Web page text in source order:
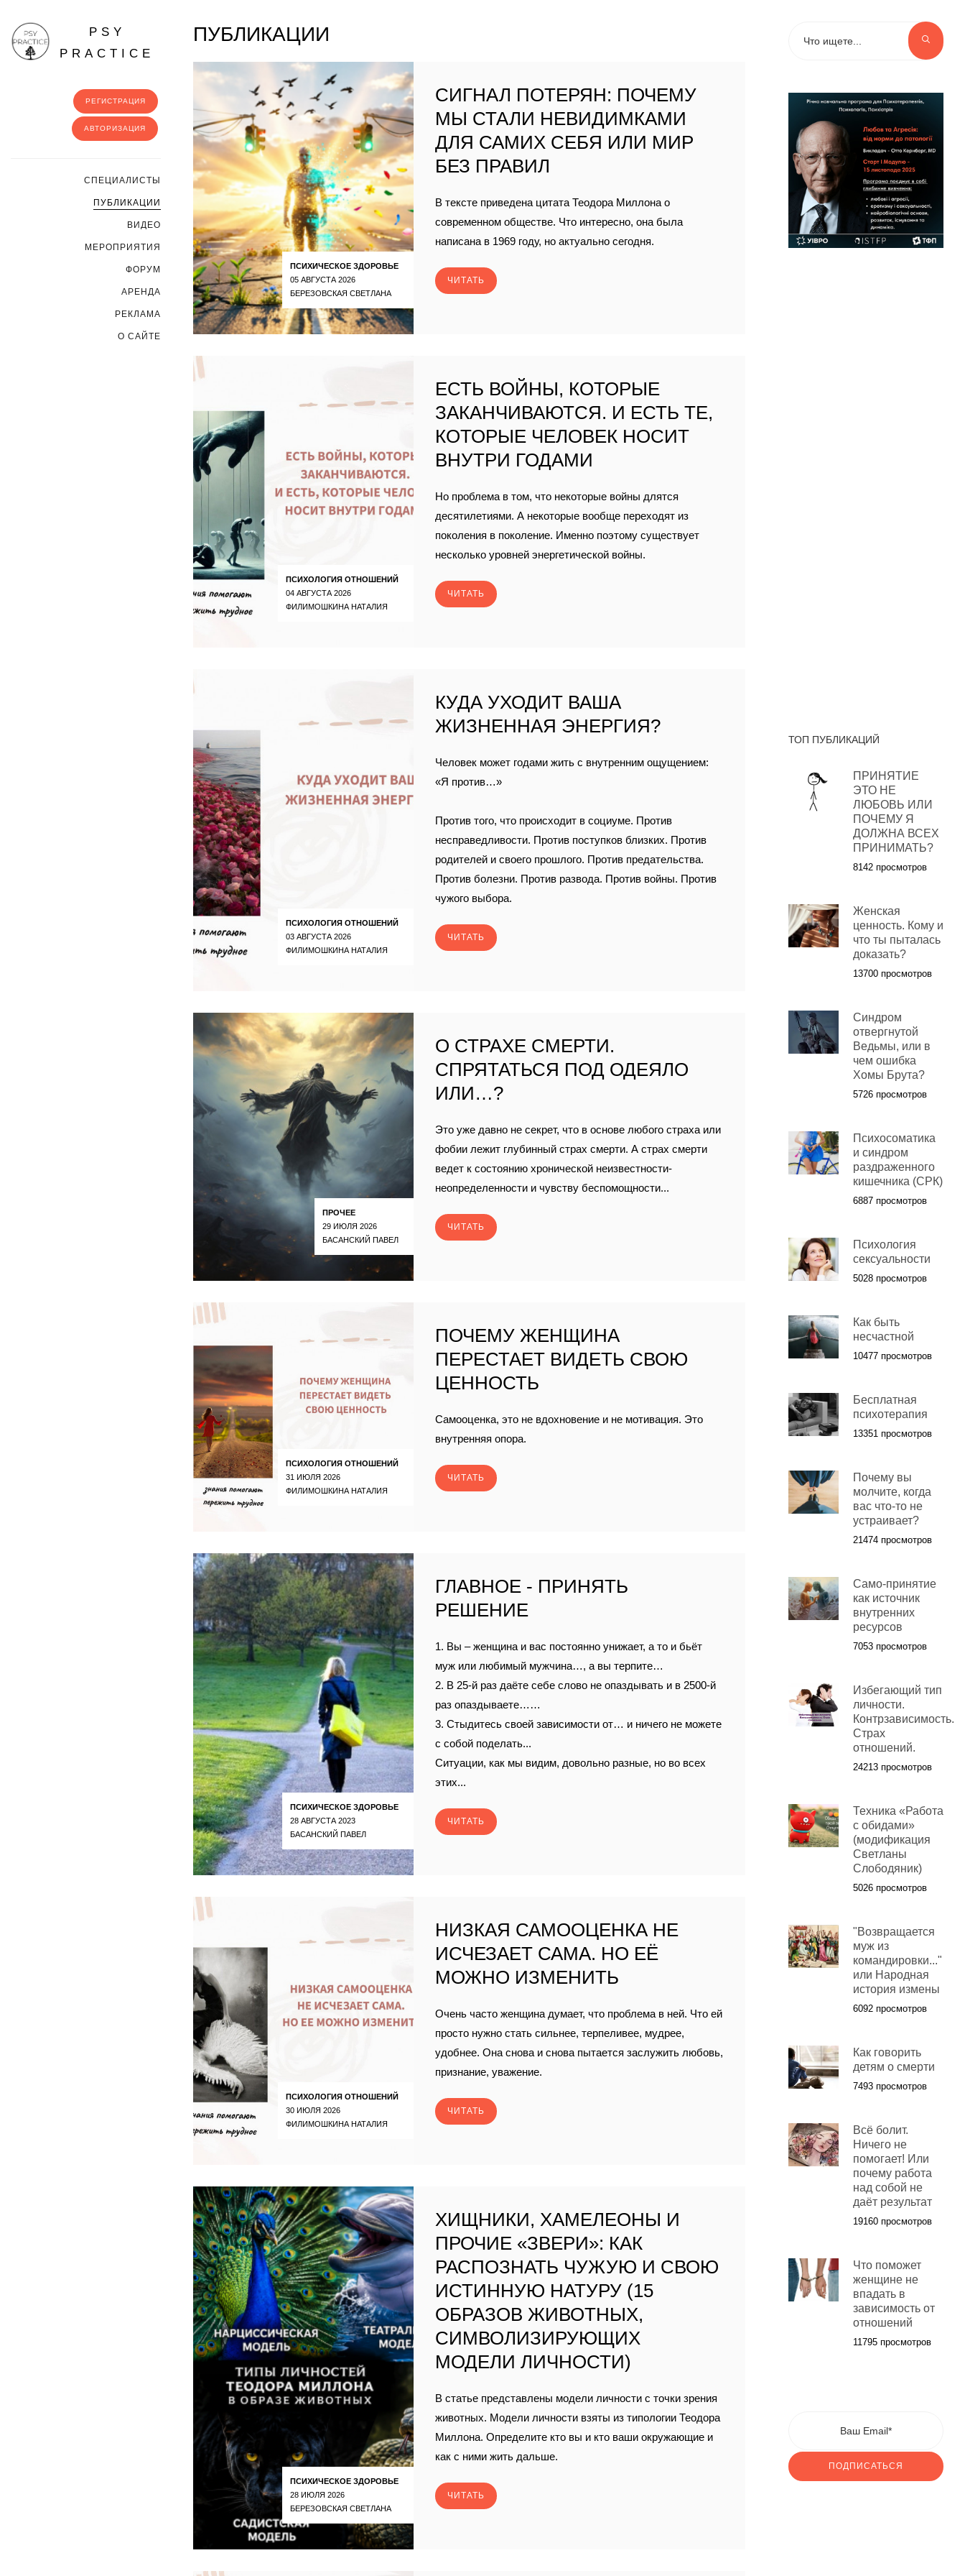
PSY
PRACTICE
РЕГИСТРАЦИЯ
АВТОРИЗАЦИЯ
CПЕЦИАЛИСТЫ
ПУБЛИКАЦИИ
ВИДЕО
МЕРОПРИЯТИЯ
ФОРУМ
АРЕНДА
РЕКЛАМА
О САЙТЕ
ПУБЛИКАЦИИ
ПСИХИЧЕСКОЕ ЗДОРОВЬЕ
05 АВГУСТА 2026
БЕРЕЗОВСКАЯ СВЕТЛАНА
СИГНАЛ ПОТЕРЯН: ПОЧЕМУ
МЫ СТАЛИ НЕВИДИМКАМИ
ДЛЯ САМИХ СЕБЯ ИЛИ МИР
БЕЗ ПРАВИЛ
В тексте приведена цитата Теодора Миллона о
современном обществе. Что интересно, она была
написана в 1969 году, но актуально сегодня.
ЧИТАТЬ
ПСИХОЛОГИЯ ОТНОШЕНИЙ
04 АВГУСТА 2026
ФИЛИМОШКИНА НАТАЛИЯ
ЕСТЬ ВОЙНЫ, КОТОРЫЕ
ЗАКАНЧИВАЮТСЯ. И ЕСТЬ ТЕ,
КОТОРЫЕ ЧЕЛОВЕК НОСИТ
ВНУТРИ ГОДАМИ
Но проблема в том, что некоторые войны длятся
десятилетиями. А некоторые вообще переходят из
поколения в поколение. Именно поэтому существует
несколько уровней энергетической войны.
ЧИТАТЬ
ПСИХОЛОГИЯ ОТНОШЕНИЙ
03 АВГУСТА 2026
ФИЛИМОШКИНА НАТАЛИЯ
КУДА УХОДИТ ВАША
ЖИЗНЕННАЯ ЭНЕРГИЯ?
Человек может годами жить с внутренним ощущением:
«Я против…»
Против того, что происходит в социуме. Против
несправедливости. Против поступков близких. Против
родителей и своего прошлого. Против предательства.
Против болезни. Против развода. Против войны. Против
чужого выбора.
ЧИТАТЬ
ПРОЧЕЕ
29 ИЮЛЯ 2026
БАСАНСКИЙ ПАВЕЛ
О СТРАХЕ СМЕРТИ.
СПРЯТАТЬСЯ ПОД ОДЕЯЛО
ИЛИ…?
Это уже давно не секрет, что в основе любого страха или
фобии лежит глубинный страх смерти. А страх смерти
ведет к состоянию хронической неизвестности-
неопределенности и чувству беспомощности...
ЧИТАТЬ
ПСИХОЛОГИЯ ОТНОШЕНИЙ
31 ИЮЛЯ 2026
ФИЛИМОШКИНА НАТАЛИЯ
ПОЧЕМУ ЖЕНЩИНА
ПЕРЕСТАЕТ ВИДЕТЬ СВОЮ
ЦЕННОСТЬ
Самооценка, это не вдохновение и не мотивация. Это
внутренняя опора.
ЧИТАТЬ
ПСИХИЧЕСКОЕ ЗДОРОВЬЕ
28 АВГУСТА 2023
БАСАНСКИЙ ПАВЕЛ
ГЛАВНОЕ - ПРИНЯТЬ
РЕШЕНИЕ
1. Вы – женщина и вас постоянно унижает, а то и бьёт
муж или любимый мужчина…, а вы терпите…
2. В 25-й раз даёте себе слово не опаздывать и в 2500-й
раз опаздываете……
3. Стыдитесь своей зависимости от… и ничего не можете
с собой поделать...
Ситуации, как мы видим, довольно разные, но во всех
этих...
ЧИТАТЬ
ПСИХОЛОГИЯ ОТНОШЕНИЙ
30 ИЮЛЯ 2026
ФИЛИМОШКИНА НАТАЛИЯ
НИЗКАЯ САМООЦЕНКА НЕ
ИСЧЕЗАЕТ САМА. НО ЕЁ
МОЖНО ИЗМЕНИТЬ
Очень часто женщина думает, что проблема в ней. Что ей
просто нужно стать сильнее, терпеливее, мудрее,
удобнее. Она снова и снова пытается заслужить любовь,
признание, уважение.
ЧИТАТЬ
ПСИХИЧЕСКОЕ ЗДОРОВЬЕ
28 ИЮЛЯ 2026
БЕРЕЗОВСКАЯ СВЕТЛАНА
ХИЩНИКИ, ХАМЕЛЕОНЫ И
ПРОЧИЕ «ЗВЕРИ»: КАК
РАСПОЗНАТЬ ЧУЖУЮ И СВОЮ
ИСТИННУЮ НАТУРУ (15
ОБРАЗОВ ЖИВОТНЫХ,
СИМВОЛИЗИРУЮЩИХ
МОДЕЛИ ЛИЧНОСТИ)
В статье представлены модели личности с точки зрения
животных. Модели личности взяты из типологии Теодора
Миллона. Определите кто вы и кто ваши окружающие и
как с ними жить дальше.
ЧИТАТЬ
ТОП ПУБЛИКАЦИЙ
ПРИНЯТИЕ
ЭТО НЕ
ЛЮБОВЬ ИЛИ
ПОЧЕМУ Я
ДОЛЖНА ВСЕХ
ПРИНИМАТЬ?
8142 просмотров
Женская
ценность. Кому и
что ты пыталась
доказать?
13700 просмотров
Синдром
отвергнутой
Ведьмы, или в
чем ошибка
Хомы Брута?
5726 просмотров
Психосоматика
и синдром
раздраженного
кишечника (СРК)
6887 просмотров
Психология
сексуальности
5028 просмотров
Как быть
несчастной
10477 просмотров
Беcплатная
психотерапия
13351 просмотров
Почему вы
молчите, когда
вас что-то не
устраивает?
21474 просмотров
Само-принятие
как источник
внутренних
ресурсов
7053 просмотров
Избегающий тип
личности.
Контрзависимость.
Страх
отношений.
24213 просмотров
Техника «Работа
с обидами»
(модификация
Светланы
Слободяник)
5026 просмотров
"Возвращается
муж из
командировки..."
или Народная
история измены
6092 просмотров
Как говорить
детям о смерти
7493 просмотров
Всё болит.
Ничего не
помогает! Или
почему работа
над собой не
даёт результат
19160 просмотров
Что поможет
женщине не
впадать в
зависимость от
отношений
11795 просмотров
ПОДПИСАТЬСЯ